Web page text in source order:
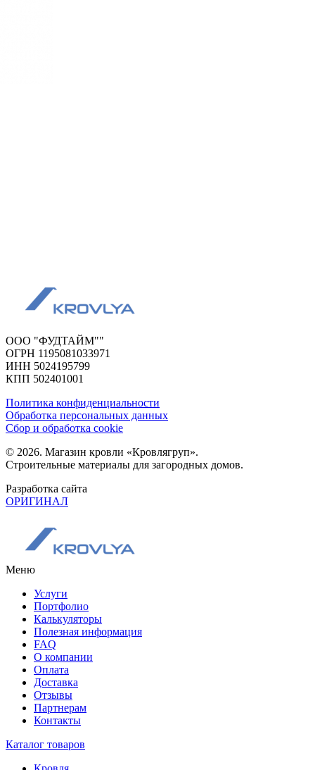
ООО "ФУДТАЙМ""
ОГРН 1195081033971
ИНН 5024195799
КПП 502401001
Политика конфиденциальности
Обработка персональных данных
Сбор и обработка cookie
© 2026. Магазин кровли «Кровлягруп».
Строительные материалы для загородных домов.
Разработка сайта
ОРИГИНАЛ
Меню
Услуги
Портфолио
Калькуляторы
Полезная информация
FAQ
О компании
Оплата
Доставка
Отзывы
Партнерам
Контакты
Каталог товаров